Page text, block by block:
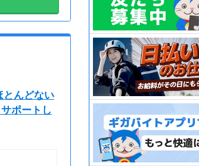
んどない
ポートし